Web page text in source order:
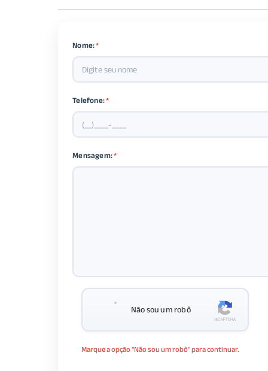
Nome:*
Telefone:*
Mensagem:*
Não sou um robô
Marque a opção "Não sou um robô" para continuar.